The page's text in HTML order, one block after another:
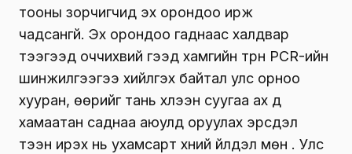
тооны зорчигчид эх орондоо ирж
чадсангүй. Эх орондоо гаднаас халдвар
тээгээд оччихвий гээд хамгийн түрүүн PCR-ийн
шинжилгээгээ хийлгэх байтал улс орноо
хууран, өөрийг тань хүлээн суугаа ах дүү
хамаатан саднаа аюулд оруулах эрсдэл
тээн ирэх нь ухамсарт хүний үйлдэл мөн үү. Улс